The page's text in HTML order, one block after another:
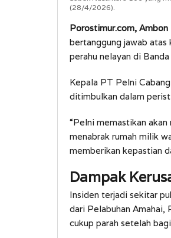
(28/4/2026).
Porostimur.com, Ambon
bertanggung jawab atas
perahu nelayan di
Kepala PT Pelni
ditimbulkan dalam
“Pelni memastikan
menabrak rumah milik
memberikan kepastian
Dampak
Insiden terjadi sekitar
dari Pelabuhan Amahai,
cukup parah setelah